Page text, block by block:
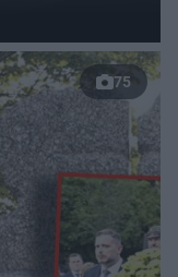
75